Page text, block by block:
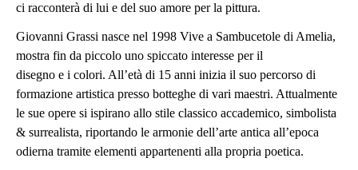
ci racconterà di lui e del suo amore per la pittura.
Giovanni Grassi nasce nel 1998 Vive a Sambucetole di Amelia,
mostra fin da piccolo uno spiccato interesse per il
disegno e i colori. All’età di 15 anni inizia il suo percorso di
formazione artistica presso botteghe di vari maestri. Attualmente
le sue opere si ispirano allo stile classico accademico, simbolista
& surrealista, riportando le armonie dell’arte antica all’epoca
odierna tramite elementi appartenenti alla propria poetica.